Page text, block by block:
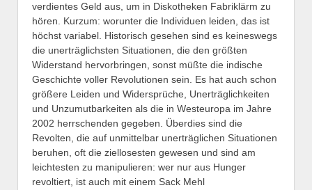
verdientes Geld aus, um in Diskotheken Fabriklärm zu
hören. Kurzum: worunter die Individuen leiden, das ist
höchst variabel. Historisch gesehen sind es keineswegs
die unerträglichsten Situationen, die den größten
Widerstand hervorbringen, sonst müßte die indische
Geschichte voller Revolutionen sein. Es hat auch schon
größere Leiden und Widersprüche, Unerträglichkeiten
und Unzumutbarkeiten als die in Westeuropa im Jahre
2002 herrschenden gegeben. Überdies sind die
Revolten, die auf unmittelbar unerträglichen Situationen
beruhen, oft die ziellosesten gewesen und sind am
leichtesten zu manipulieren: wer nur aus Hunger
revoltiert, ist auch mit einem Sack Mehl